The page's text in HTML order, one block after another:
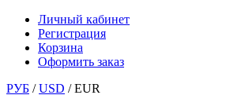
Личный кабинет
Регистрация
Корзина
Оформить заказ
РУБ /USD /EUR